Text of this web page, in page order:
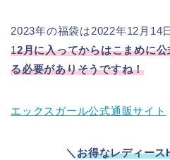
2023年の福袋は2022年12月14
12月に入ってからはこまめに
る必要がありそうですね！
エックスガール公式通販サイト
＼お得なレディー